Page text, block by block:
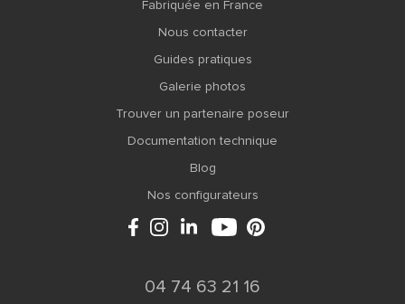
Fabriquée en France
Nous contacter
Guides pratiques
Galerie photos
Trouver un partenaire poseur
Documentation technique
Blog
Nos configurateurs
04 74 63 21 16